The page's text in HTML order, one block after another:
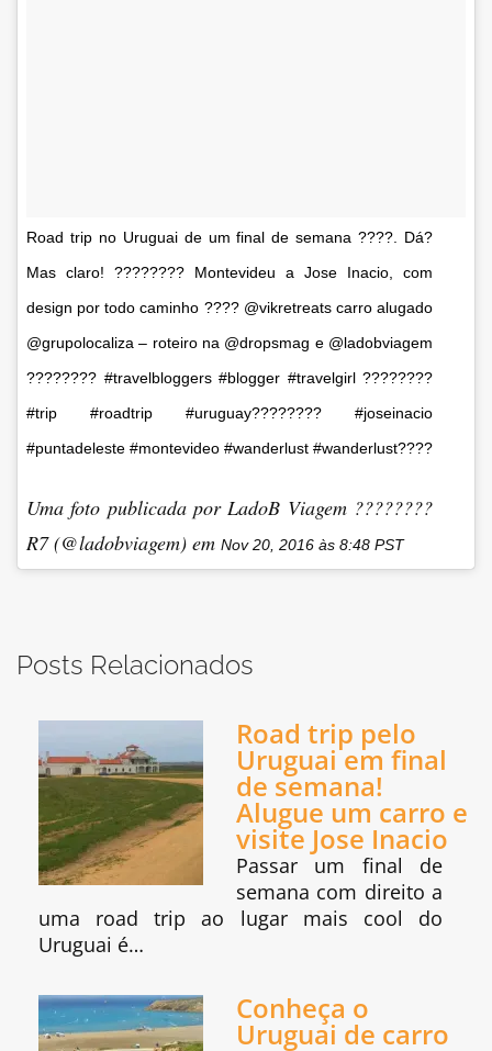
Road trip no Uruguai de um final de semana ????. Dá?
Mas claro! ???????? Montevideu a Jose Inacio, com
design por todo caminho ???? @vikretreats carro alugado
@grupolocaliza – roteiro na @dropsmag e @ladobviagem
???????? #travelbloggers #blogger #travelgirl ????????
#trip #roadtrip #uruguay???????? #joseinacio
#puntadeleste #montevideo #wanderlust #wanderlust????
Uma foto publicada por LadoB Viagem ????????
R7 (@ladobviagem) em Nov 20, 2016 às 8:48 PST
Posts Relacionados
Road trip pelo
Uruguai em final
de semana!
Alugue um carro e
visite Jose Inacio
Passar um final de
semana com direito a
uma road trip ao lugar mais cool do
Uruguai é…
Conheça o
Uruguai de carro